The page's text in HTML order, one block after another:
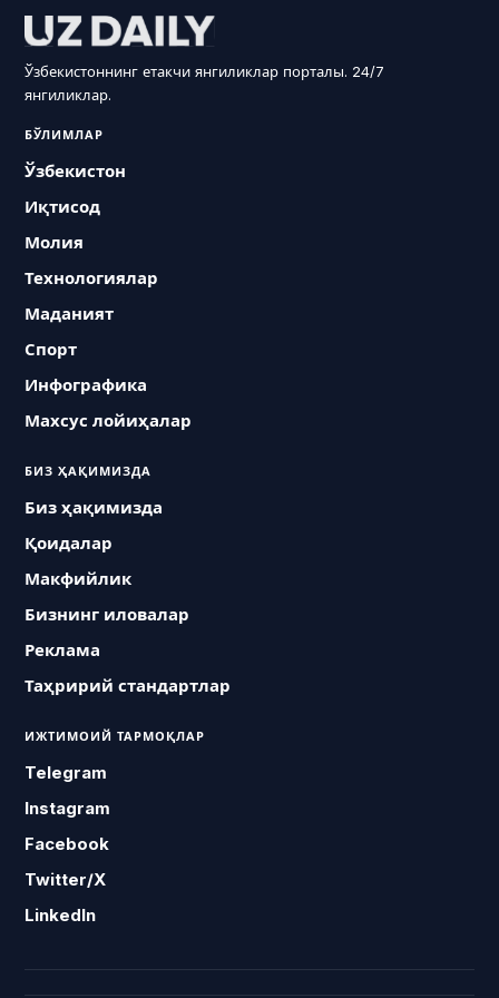
Ўзбекистоннинг етакчи янгиликлар порталы. 24/7
янгиликлар.
БЎЛИМЛАР
Ўзбекистон
Иқтисод
Молия
Технологиялар
Маданият
Спорт
Инфографика
Махсус лойиҳалар
БИЗ ҲАҚИМИЗДА
Биз ҳақимизда
Қоидалар
Макфийлик
Бизнинг иловалар
Реклама
Таҳририй стандартлар
ИЖТИМОИЙ ТАРМОҚЛАР
Telegram
Instagram
Facebook
Twitter/X
LinkedIn